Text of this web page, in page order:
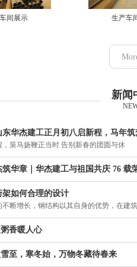
间展示 生产车
新闻
华杰建工正月初八启新程，马年筑
，策马扬鞭正当时 告别新春的团圆与休
华章｜华杰建工与祖国共庆 76 载
架如何合理的设计
不断增长，钢结构以其自身的优势，在建
香暖人心
至，寒冬始，万物冬藏待春来